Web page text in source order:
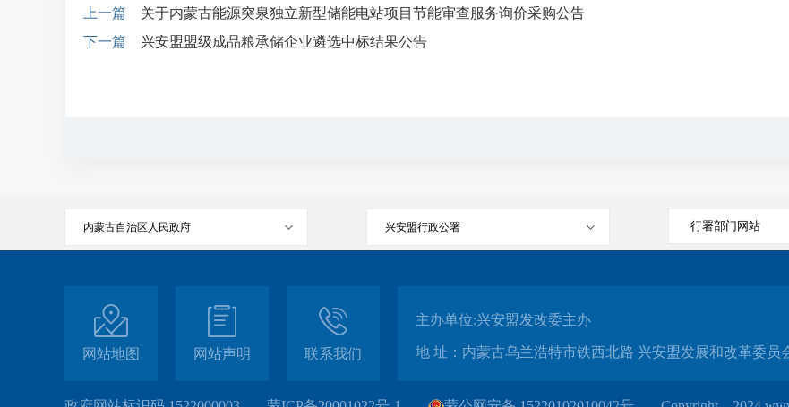
上一篇
关于内蒙古能源突泉独立新型储能电站项目节能审查服务询价采购公告
下一篇
兴安盟盟级成品粮承储企业遴选中标结果公告
内蒙古自治区人民政府 兴安盟行政公署
网站地图 网站声明 联系我们
主办单位:兴安盟发改委主办
地 址：内蒙古乌兰浩特市铁西北路 兴安盟发展和改革委员